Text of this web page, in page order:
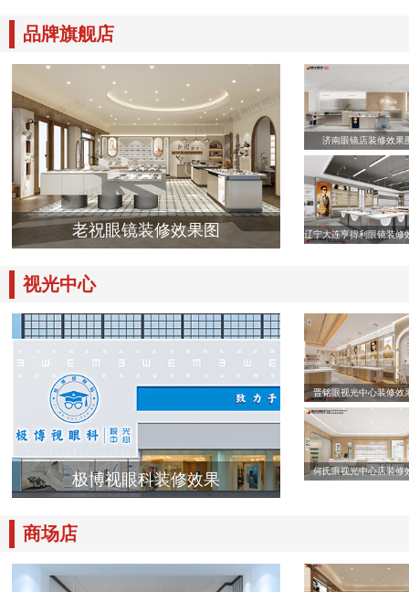
品牌旗舰店
老祝眼镜装修效果图
济南眼镜店装修效果
辽宁大连亨得利眼镜装修
视光中心
极博视眼科装修效果
晋铭眼视光中心装修效
何氏眼视光中心店装修
商场店